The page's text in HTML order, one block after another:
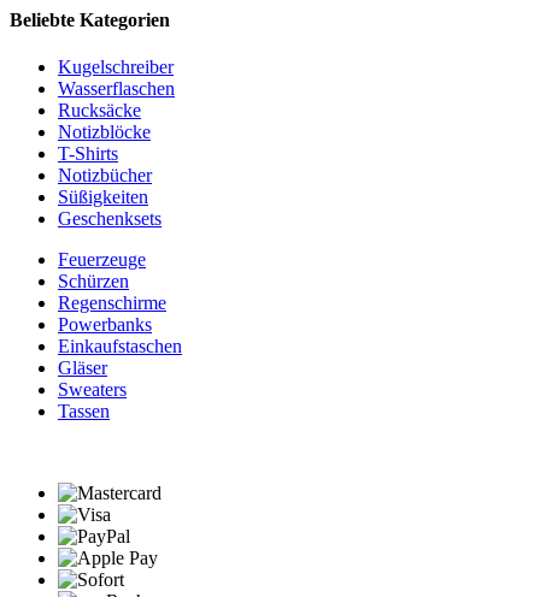
Beliebte Kategorien
Kugelschreiber
Wasserflaschen
Rucksäcke
Notizblöcke
T-Shirts
Notizbücher
Süßigkeiten
Geschenksets
Feuerzeuge
Schürzen
Regenschirme
Powerbanks
Einkaufstaschen
Gläser
Sweaters
Tassen